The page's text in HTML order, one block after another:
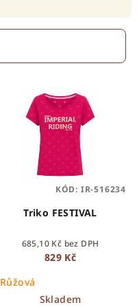
Triko FESTIVAL
685,10 Kč bez DPH
829 Kč
Růžová
Skladem
KÓD: IR-516234